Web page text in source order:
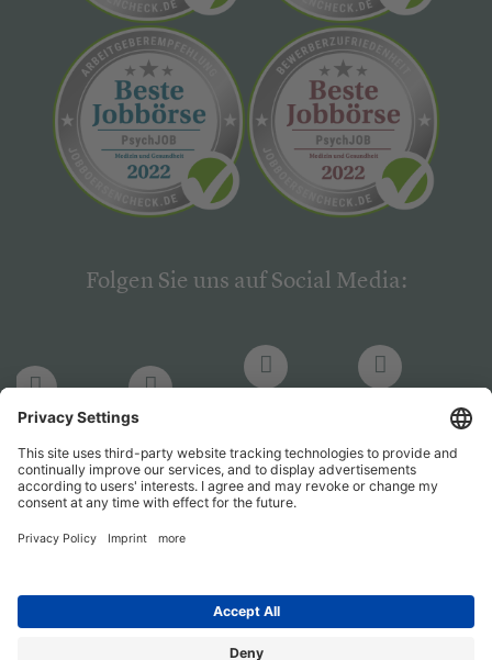
Folgen Sie uns auf Social Media:
LinkedIn
PsychJOB PsychJOB
Hogrefe
Verlag
Hogrefe
Verlag